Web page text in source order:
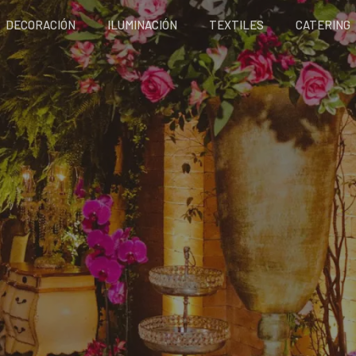
DECORACIÓN ILUMINACIÓN TEXTILES CATERING